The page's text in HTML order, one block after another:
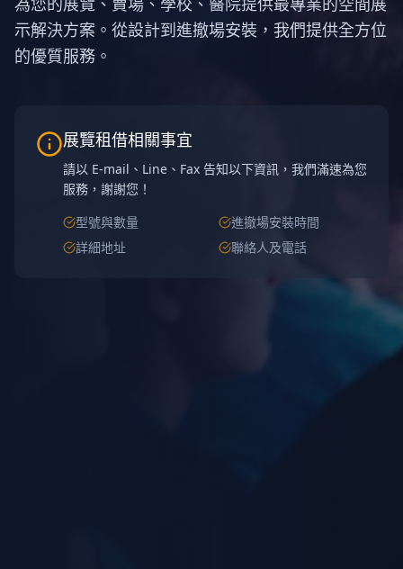
示解決方案。從設計到進撤場安裝，我們提供全方位
的優質服務。
展覽租借相關事宜
請以 E-mail、Line、Fax 告知以下資訊，我們滿速為您
服務，謝謝您！
型號與數量
進撤場安裝時間
詳細地址
聯絡人及電話